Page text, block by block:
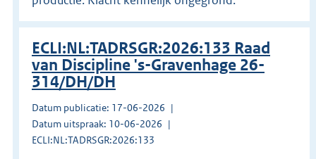
ECLI:NL:TADRSGR:2026:133 Raad
van Discipline 's-Gravenhage 26-
314/DH/DH
Datum publicatie: 17-06-2026
Datum uitspraak: 10-06-2026
ECLI:NL:TADRSGR:2026:133